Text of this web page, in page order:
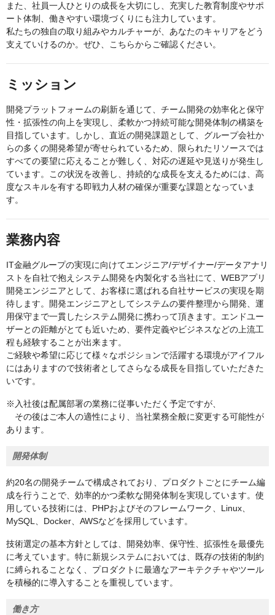
また、社員一人ひとりの成長を大切にし、充実した教育制度やサポ
ート体制、働きやすい環境づくりにも注力しています。
私たちの独自の取り組みやカルチャーが、あなたのキャリアをどう
支えていけるのか。ぜひ、こちらからご確認ください。
ミッション
開発プラットフォームの刷新を通じて、チーム開発の効率化と保守
性・拡張性の向上を実現し、柔軟かつ持続可能な開発体制の構築を
目指しています。しかし、直近の開発課題として、グループ会社か
らの多くの開発希望が寄せられているため、限られたリソースでは
すべての要望に応えることが難しく、対応の遅延や見送りが発生し
ています。この状況を改善し、持続的な成長を支えるためには、高
度なスキルを有する即戦力人材の確保が重要な課題となっていま
す。
業務内容
IT金融グループの実現に向けてエンジニア/デザイナー/データアナリ
ストを自社で抱えシステム開発を内製化する当社にて、WEBアプリ
開発エンジニアとして、お客様に選ばれる自社サービスの実現を期
待します。開発エンジニアとしてシステムの要件整理から開発、運
用保守まで一貫したシステム開発に携わって頂きます。エンドユー
ザーとの距離がとても近いため、要件定義やビジネスなどの上流工
程も経験することが出来ます。
ご経験や希望に応じて様々なポジションで活躍する環境がアイフル
にはありますので技術者としてさらなる成長を目指していただきた
いです。
※入社後は配属部署の業務に従事いただく予定ですが、
その後はご本人の適性により、当社業務全般に変更する可能性が
あります。
開発体制
約20名の開発チームで構成されており、プロダクトごとにチーム編
成を行うことで、効率的かつ柔軟な開発体制を実現しています。使
用している技術には、PHPおよびそのフレームワーク、Linux、
MySQL、Docker、AWSなどを採用しています。
技術選定の基本方針としては、開発効率、保守性、拡張性を最優先
に考えています。特に新規システムにおいては、既存の技術的制約
に縛られることなく、プロダクトに最適なアーキテクチャやツール
を積極的に導入することを重視しています。
働き方